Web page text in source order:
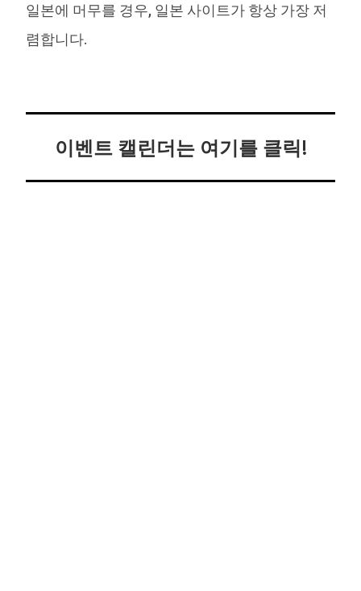
일본에 머무를 경우, 일본 사이트가 항상 가장 저
렴합니다.
이벤트 캘린더는 여기를 클릭!